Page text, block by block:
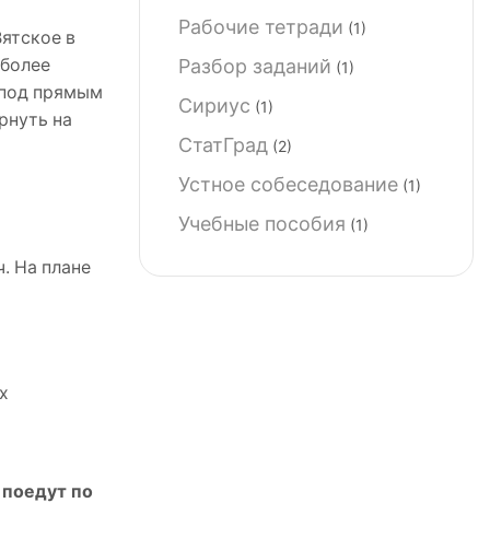
в
прямым
на
На плане
по
Рабочие тетради (1)
Разбор заданий (1)
Сириус (1)
СтатГрад (2)
Устное собеседование (1)
Учебные пособия (1)